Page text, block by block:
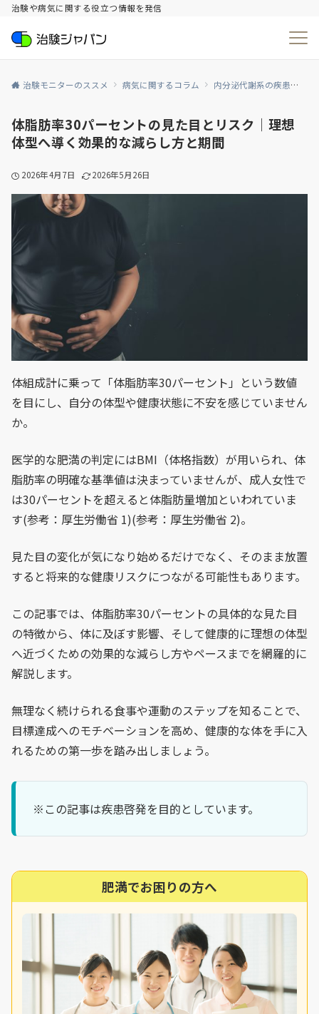
治験や病気に関する役立つ情報を発信
治験モニターのススメ 病気に関するコラム 内分泌代謝系の疾患
体脂肪率30パーセントの見た目とリスク｜理想
体型へ導く効果的な減らし方と期間
2026年4月7日 2026年5月26日
体組成計に乗って「体脂肪率30パーセント」という数値
を目にし、自分の体型や健康状態に不安を感じていません
か。
医学的な肥満の判定にはBMI（体格指数）が用いられ、体
脂肪率の明確な基準値は決まっていませんが、成人女性で
は30パーセントを超えると体脂肪量増加といわれていま
す(参考：厚生労働省 1)(参考：厚生労働省 2)。
見た目の変化が気になり始めるだけでなく、そのまま放置
すると将来的な健康リスクにつながる可能性もあります。
この記事では、体脂肪率30パーセントの具体的な見た目
の特徴から、体に及ぼす影響、そして健康的に理想の体型
へ近づくための効果的な減らし方やペースまでを網羅的に
解説します。
無理なく続けられる食事や運動のステップを知ることで、
目標達成へのモチベーションを高め、健康的な体を手に入
れるための第一歩を踏み出しましょう。
※この記事は疾患啓発を目的としています。
肥満でお困りの方へ